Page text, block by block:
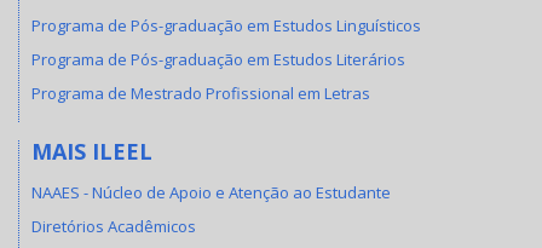
Programa de Pós-graduação em Estudos Linguísticos
Programa de Pós-graduação em Estudos Literários
Programa de Mestrado Profissional em Letras
MAIS ILEEL
NAAES - Núcleo de Apoio e Atenção ao Estudante
Diretórios Acadêmicos